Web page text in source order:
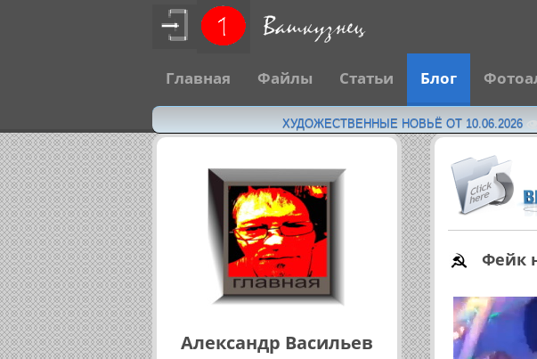
Главная Файлы Статьи Блог
ХУДОЖЕСТВЕННЫЕ НОВЬЁ ОТ 10.06.2026
Александр Васильев
Фейк